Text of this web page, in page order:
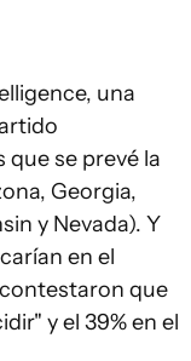
una
que se prevé la
Georgia,
y Nevada). Y
en el
que
y el 39% en el